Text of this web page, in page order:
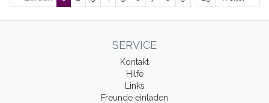
SERVICE
Kontakt
Hilfe
Links
Freunde einladen